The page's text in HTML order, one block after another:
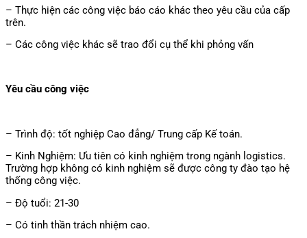
– Thực hiện các công việc báo cáo khác theo yêu cầu của cấp
trên.
– Các công việc khác sẽ trao đổi cụ thể khi phỏng vấn
Yêu cầu công việc
– Trình độ: tốt nghiệp Cao đẳng/ Trung cấp Kế toán.
– Kinh Nghiệm: Ưu tiên có kinh nghiệm trong ngành logistics.
Trường hợp không có kinh nghiệm sẽ được công ty đào tạo hệ
thống công việc.
– Độ tuổi: 21-30
– Có tinh thần trách nhiệm cao.